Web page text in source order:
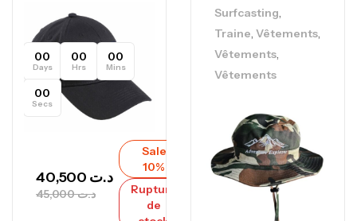
00
Days
00
Hrs
00
Mins
00
Secs
د.ت45,000
د.ت
Sale
10%
Rupture
de
Surfcasting,
Traine, Vêtements,
Vêtements,
Vêtements